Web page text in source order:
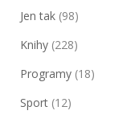
Jen tak (98)
Knihy (228)
Programy (18)
Sport (12)